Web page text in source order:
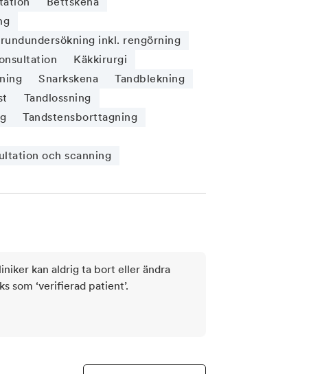
inkl. rengörning
Käkkirurgi
Snarkskena
Tandblekning
Tandlossning
Tandstensborttagning
och scanning
kan aldrig ta bort eller ändra
som ‘verifierad patient’.